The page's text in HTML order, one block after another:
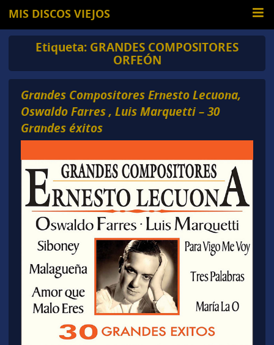
MIS DISCOS VIEJOS
Etiqueta: GRANDES COMPOSITORES
ORFEÓN
Grandes Compositores Ernesto Lecuona,
Oswaldo Farres , Luis Marquetti – 30
Grandes éxitos